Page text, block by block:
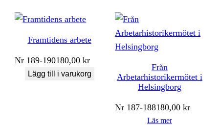
Framtidens arbete
Nr 189-190180,00kr
Lägg till i varukorg
Från
Arbetarhistorikermötet i
Helsingborg
Nr 187-188180,00kr
Läs mer